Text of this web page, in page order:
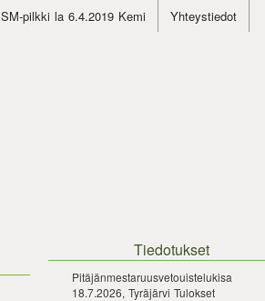
SM-pilkki la 6.4.2019 Kemi Yhteystiedot
Tiedotukset
Pitäjänmestaruusvetouistelukisa
18.7.2026, Tyräjärvi Tulokset